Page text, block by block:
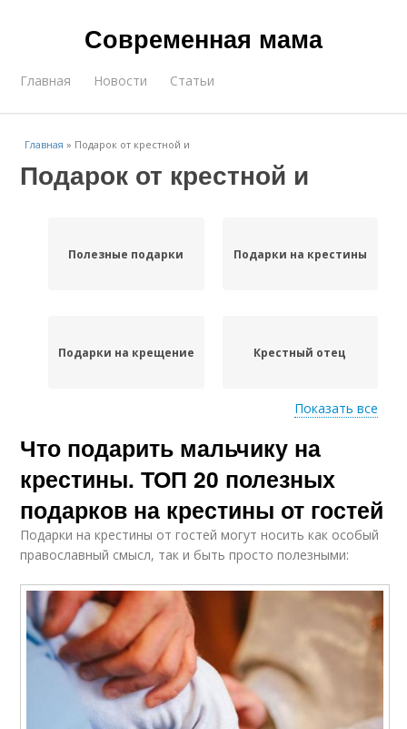
Современная мама
Главная Новости Статьи
Главная » Подарок от крестной и
Подарок от крестной и
Полезные подарки Подарки на крестины
Подарки на крещение Крестный отец
Оригинальный
подарок
Подарок на крестины
Традиционные
подарки
Подарки для ребенка
Подарки от бабушки
Подарки от крестных
родителей
Показать все
Что подарить мальчику на
крестины. ТОП 20 полезных
подарков на крестины от гостей
Подарки на крестины от гостей могут носить как особый
православный смысл, так и быть просто полезными: